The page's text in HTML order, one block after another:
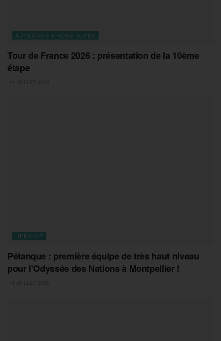
AUVERGNE-RHONE-ALPES
Tour de France 2026 : présentation de la 10ème
étape
HERAULT
Pétanque : première équipe de très haut niveau
pour l’Odyssée des Nations à Montpellier !